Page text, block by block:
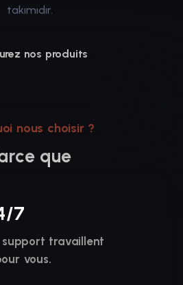
takımıdır.
nos produits
nous choisir ?
que
7
support travaillent
vous.